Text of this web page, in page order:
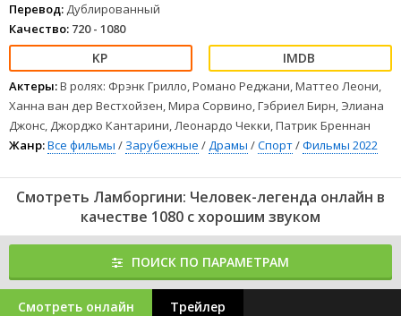
Перевод: Дублированный
Качество: 720 - 1080
Актеры:В ролях: Фрэнк Грилло, Романо Реджани, Маттео Леони,
Ханна ван дер Вестхойзен, Мира Сорвино, Гэбриел Бирн, Элиана
Джонс, Джорджо Кантарини, Леонардо Чекки, Патрик Бреннан
Жанр:Все фильмы / Зарубежные /Драмы /Спорт/Фильмы 2022
Смотреть Ламборгини: Человек-легенда онлайн в
качестве 1080 с хорошим звуком
ПОИСК ПО ПАРАМЕТРАМ
Смотреть онлайн Трейлер